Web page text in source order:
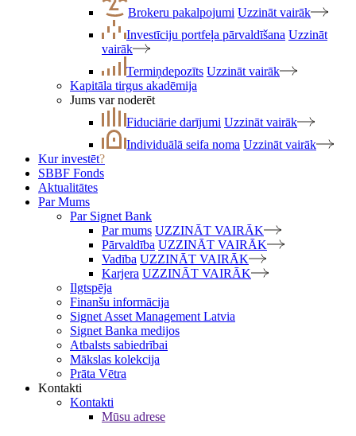
Brokeru pakalpojumi Uzzināt vairāk
Investīciju portfeļa pārvaldīšana Uzzināt
vairāk
Termiņdepozīts Uzzināt vairāk
Kapitāla tirgus akadēmija
Jums var noderēt
Fiduciārie darījumi Uzzināt vairāk
Individuālā seifa noma Uzzināt vairāk
Kur investēt?
SBBF Fonds
Aktualitātes
Par Mums
Par Signet Bank
Par mums UZZINĀT VAIRĀK
Pārvaldība UZZINĀT VAIRĀK
Vadība UZZINĀT VAIRĀK
Karjera UZZINĀT VAIRĀK
Ilgtspēja
Finanšu informācija
Signet Asset Management Latvia
Signet Banka medijos
Atbalsts sabiedrībai
Mākslas kolekcija
Prāta Vētra
Kontakti
Kontakti
Mūsu adrese